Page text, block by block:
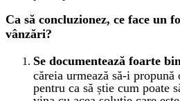
Ca să concluzionez, ce face un
vânzări?
Se documentează foarte
căreia urmează să-i
pentru ca să știe cum poate